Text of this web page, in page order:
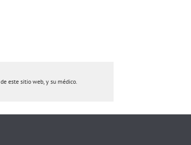
este sitio web, y su médico.